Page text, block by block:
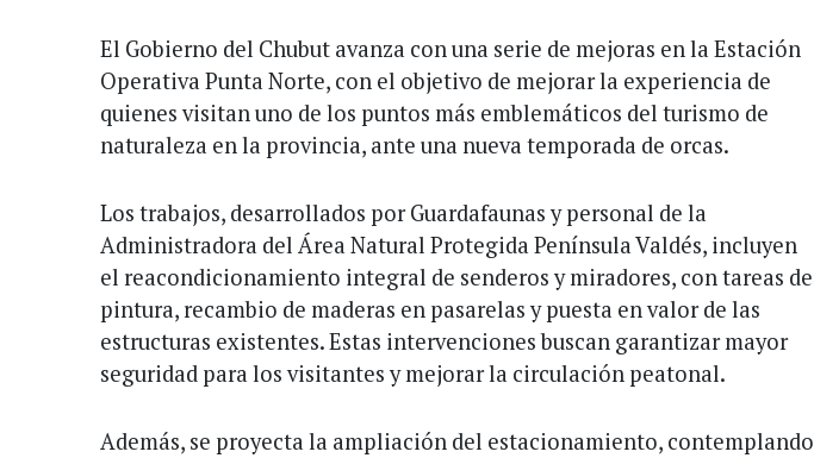
El Gobierno del Chubut avanza con una serie de mejoras en la Estación
Operativa Punta Norte, con el objetivo de mejorar la experiencia de
quienes visitan uno de los puntos más emblemáticos del turismo de
naturaleza en la provincia, ante una nueva temporada de orcas.
Los trabajos, desarrollados por Guardafaunas y personal de la
Administradora del Área Natural Protegida Península Valdés, incluyen
el reacondicionamiento integral de senderos y miradores, con tareas de
pintura, recambio de maderas en pasarelas y puesta en valor de las
estructuras existentes. Estas intervenciones buscan garantizar mayor
seguridad para los visitantes y mejorar la circulación peatonal.
Además, se proyecta la ampliación del estacionamiento, contemplando